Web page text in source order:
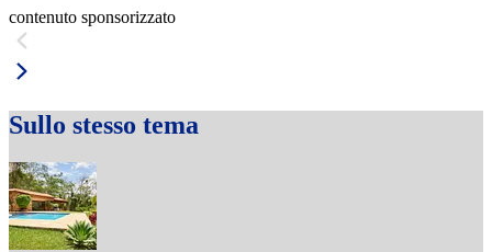
contenuto sponsorizzato
Sullo stesso tema